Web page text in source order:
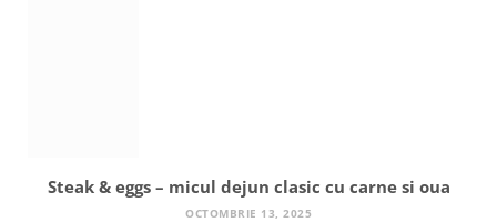
Steak & eggs – micul dejun clasic cu carne si oua
OCTOMBRIE 13, 2025